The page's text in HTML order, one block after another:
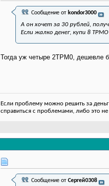
Сообщение от kondor3000
А он хочет за 30 рублей,
Если жалко денег, купи 8
Тогда уж четыре 2ТРМ0, дешевле
Если проблему можно решить за
справиться с проблемами, либо это
Сообщение от Сергей0308